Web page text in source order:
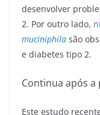
desenvolver
2. Por outro lado,
muciniphila são
e diabetes tipo 2.
Continua após
Este estudo